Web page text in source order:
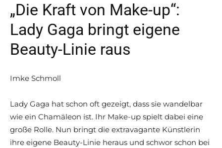
„Die Kraft von Make-up“:
Lady Gaga bringt eigene
Beauty-Linie raus
Imke Schmoll
Lady Gaga hat schon oft gezeigt, dass sie wandelbar
wie ein Chamäleon ist. Ihr Make-up spielt dabei eine
große Rolle. Nun bringt die extravagante Künstlerin
ihre eigene Beauty-Linie heraus und schwor schon bei